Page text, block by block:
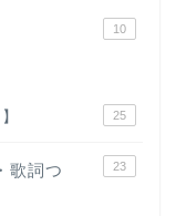
10
25
歌詞つ
23